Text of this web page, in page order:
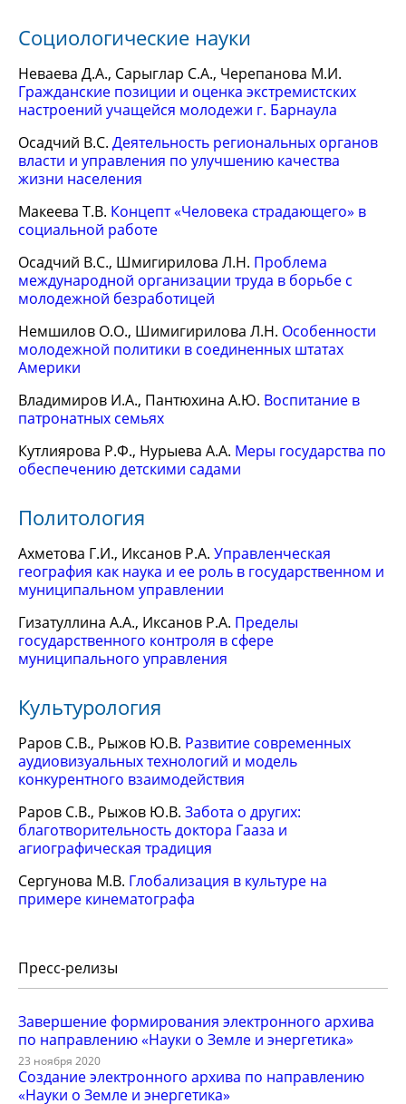
Социологические науки
Неваева Д.А., Сарыглар С.А., Черепанова М.И.
Гражданские позиции и оценка экстремистcких
настроений учащейся молодежи г. Барнаула
Осадчий В.С. Деятельность региональных органов
власти и управления по улучшению качества
жизни населения
Макеева Т.В. Концепт «Человека страдающего» в
социальной работе
Осадчий В.С., Шмигирилова Л.Н. Проблема
международной организации труда в борьбе с
молодежной безработицей
Немшилов О.О., Шимигирилова Л.Н. Особенности
молодежной политики в соединенных штатах
Америки
Владимиров И.А., Пантюхина А.Ю. Воспитание в
патронатных семьях
Кутлиярова Р.Ф., Нурыева А.А. Меры государства по
обеспечению детскими садами
Политология
Ахметова Г.И., Иксанов Р.А. Управленческая
география как наука и ее роль в государственном и
муниципальном управлении
Гизатуллина А.А., Иксанов Р.А. Пределы
государственного контроля в сфере
муниципального управления
Культурология
Раров С.В., Рыжов Ю.В. Развитие современных
аудиовизуальных технологий и модель
конкурентного взаимодействия
Раров С.В., Рыжов Ю.В. Забота о других:
благотворительность доктора Гааза и
агиографическая традиция
Сергунова М.В. Глобализация в культуре на
примере кинематографа
Пресс-релизы
Завершение формирования электронного архива
по направлению «Науки о Земле и энергетика»
23 ноября 2020
Создание электронного архива по направлению
«Науки о Земле и энергетика»